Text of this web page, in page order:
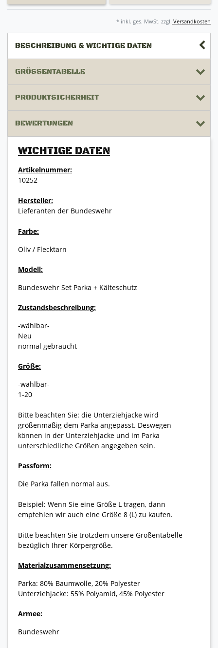
* inkl. ges. MwSt. zzgl. Versandkosten
BESCHREIBUNG & WICHTIGE DATEN
GRÖSSENTABELLE
PRODUKTSICHERHEIT
BEWERTUNGEN
WICHTIGE DATEN
Artikelnummer:
10252
Hersteller:
Lieferanten der Bundeswehr
Farbe:
Oliv / Flecktarn
Modell:
Bundeswehr Set Parka + Kälteschutz
Zustandsbeschreibung:
-wählbar-
Neu
normal gebraucht
Größe:
-wählbar-
1-20
Bitte beachten Sie: die Unterziehjacke wird
größenmäßig dem Parka angepasst. Deswegen
können in der Unterziehjacke und im Parka
unterschiedliche Größen angegeben sein.
Passform:
Die Parka fallen normal aus.
Beispiel: Wenn Sie eine Größe L tragen, dann
empfehlen wir auch eine Größe 8 (L) zu kaufen.
Bitte beachten Sie trotzdem unsere Größentabelle
bezüglich Ihrer Körpergröße.
Materialzusammensetzung:
Parka: 80% Baumwolle, 20% Polyester
Unterziehjacke: 55% Polyamid, 45% Polyester
Armee:
Bundeswehr